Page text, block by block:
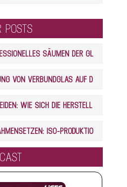
POSTS
VERBUNDGLAS SCHNEIDEN: WIE SICH DIE HERSTELLUNG AUF DEN ZUSCHNITT AUSWIRKT